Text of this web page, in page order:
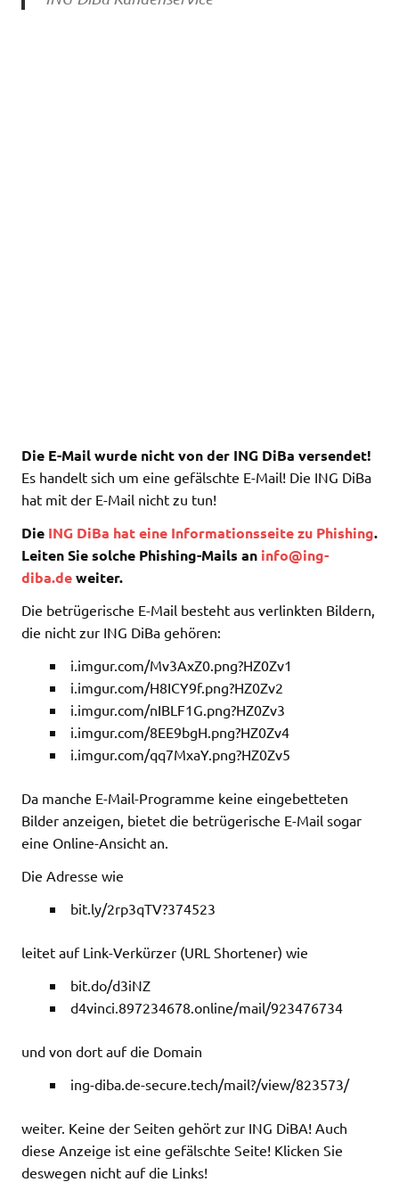
Die E-Mail wurde nicht von der ING DiBa versendet!
Es handelt sich um eine gefälschte E-Mail! Die ING DiBa
hat mit der E-Mail nicht zu tun!
Die ING DiBa hat eine Informationsseite zu Phishing.
Leiten Sie solche Phishing-Mails an info@ing-
diba.deweiter.
Die betrügerische E-Mail besteht aus verlinkten Bildern,
die nicht zur ING DiBa gehören:
i.imgur.com/Mv3AxZ0.png?HZ0Zv1
i.imgur.com/H8ICY9f.png?HZ0Zv2
i.imgur.com/nIBLF1G.png?HZ0Zv3
i.imgur.com/8EE9bgH.png?HZ0Zv4
i.imgur.com/qq7MxaY.png?HZ0Zv5
Da manche E-Mail-Programme keine eingebetteten
Bilder anzeigen, bietet die betrügerische E-Mail sogar
eine Online-Ansicht an.
Die Adresse wie
bit.ly/2rp3qTV?374523
leitet auf Link-Verkürzer (URL Shortener) wie
bit.do/d3iNZ
d4vinci.897234678.online/mail/923476734
und von dort auf die Domain
ing-diba.de-secure.tech/mail?/view/823573/
weiter. Keine der Seiten gehört zur ING DiBA! Auch
diese Anzeige ist eine gefälschte Seite! Klicken Sie
deswegen nicht auf die Links!